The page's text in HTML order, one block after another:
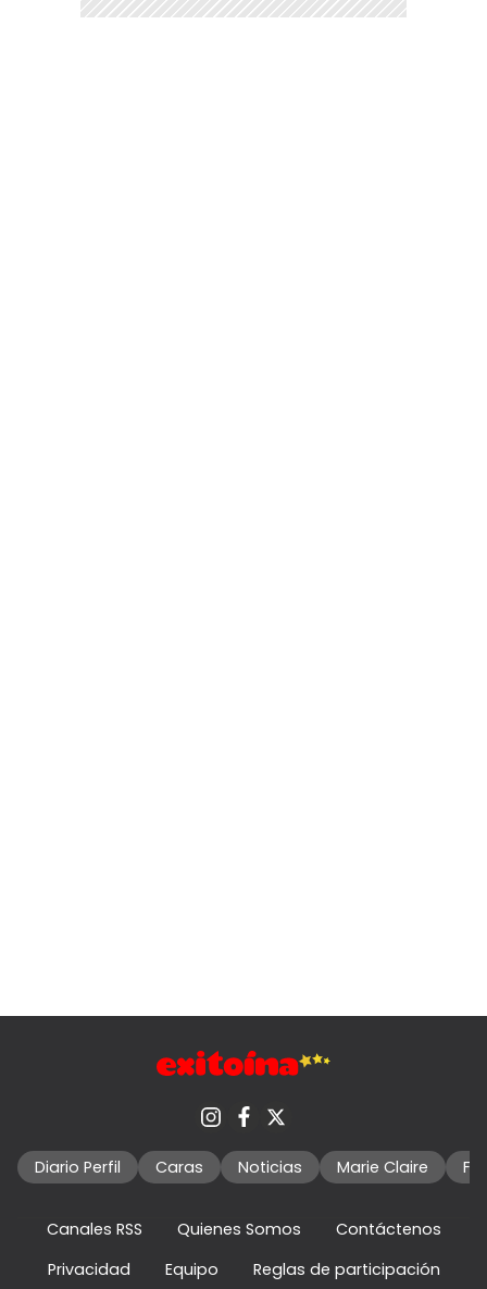
Diario Perfil Caras Noticias Marie Claire
Canales RSS Quienes Somos
Contáctenos
Privacidad
Equipo Reglas de participación